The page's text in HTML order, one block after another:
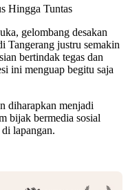
Hingga Tuntas
gelombang desakan
Tangerang justru semakin
bertindak tegas dan
ini menguap begitu saja
diharapkan menjadi
bijak bermedia sosial
lapangan.